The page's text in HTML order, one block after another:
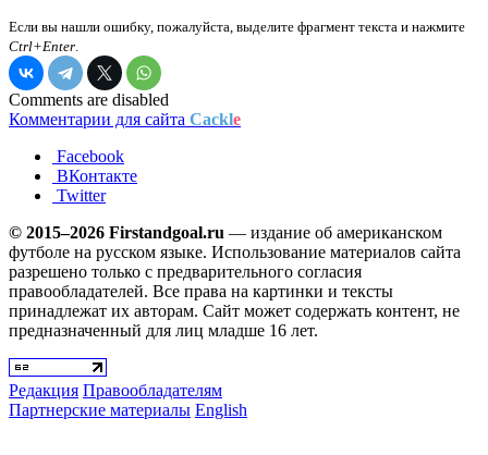
Если вы нашли ошибку, пожалуйста, выделите фрагмент текста и нажмите
Ctrl+Enter.
Comments are disabled
Комментарии для сайта Cackle
Facebook
ВКонтакте
Twitter
© 2015–2026 Firstandgoal.ru — издание об американском
футболе на русском языке. Использование материалов cайта
разрешено только с предварительного согласия
правообладателей. Все права на картинки и тексты
принадлежат их авторам. Сайт может содержать контент, не
предназначенный для лиц младше 16 лет.
Редакция Правообладателям
Партнерские материалы English